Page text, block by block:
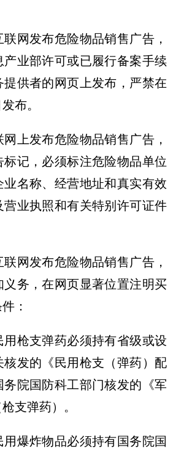
发布危险物品销售广告，
产业部许可或已履行备案手续
供者的网页上发布，严禁在
布。
发布危险物品销售广告，
记，必须标注危险物品单位
名称、经营地址和真实有效
营业执照和有关特别许可证件
发布危险物品销售广告，
义务，在网页显著位置注明买
：
枪支弹药必须持有省级或设
核发的《民用枪支（弹药）配
务院国防科工部门核发的《军
支弹药）。
爆炸物品必须持有国务院国